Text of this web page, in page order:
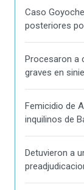
Caso
posteriores
Procesaron a
graves en
Femicidio de
inquilinos de
Detuvieron a